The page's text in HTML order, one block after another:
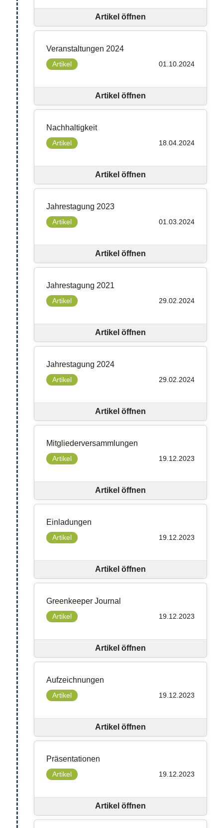
Artikel öffnen
Veranstaltungen 2024
Artikel 01.10.2024
Artikel öffnen
Nachhaltigkeit
Artikel 18.04.2024
Artikel öffnen
Jahrestagung 2023
Artikel 01.03.2024
Artikel öffnen
Jahrestagung 2021
Artikel 29.02.2024
Artikel öffnen
Jahrestagung 2024
Artikel 29.02.2024
Artikel öffnen
Mitgliederversammlungen
Artikel 19.12.2023
Artikel öffnen
Einladungen
Artikel 19.12.2023
Artikel öffnen
Greenkeeper Journal
Artikel 19.12.2023
Artikel öffnen
Aufzeichnungen
Artikel 19.12.2023
Artikel öffnen
Präsentationen
Artikel 19.12.2023
Artikel öffnen